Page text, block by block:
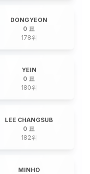
DONGYEON
0 표
178위
YEIN
0 표
180위
LEE CHANGSUB
0 표
182위
MINHO